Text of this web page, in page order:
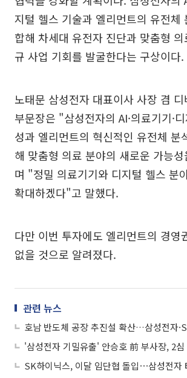
지털 헬스 기술과 엘리먼트의 유전체
합해 차세대 유전자 진단과 맞춤형
규 사업 기회를 발굴한다는 구상이다.
노태문 삼성전자 대표이사 사장 겸
부문장은 "삼성전자의 AI·의료기기·
성과 엘리먼트의 혁신적인 유전체 분
해 맞춤형 의료 분야의 새로운 가능
며 "정밀 의료기기와 디지털 헬스 분
확대하겠다"고 말했다.
다만 이번 투자에도 엘리먼트의 경영
없을 것으로 알려졌다.
관련 뉴스
SK하이닉스, 이달 임단협 돌입⋯삼성전자